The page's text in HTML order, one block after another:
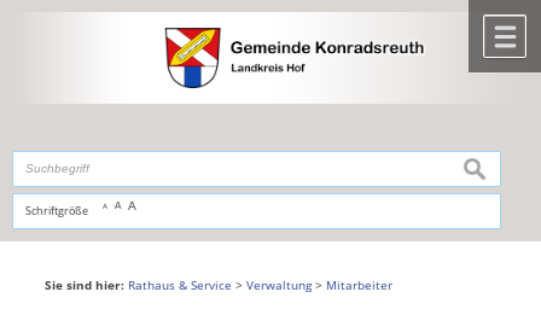
,zur Navigationoderzur Startseitespringen.
Schriftgröße A A A
suchen
Sie sind hier: Rathaus & Service > Verwaltung> Mitarbeiter